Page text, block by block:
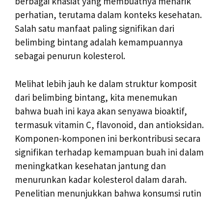
perhatian, terutama dalam konteks kesehatan.
Salah satu manfaat paling signifikan dari
belimbing bintang adalah kemampuannya
sebagai penurun kolesterol.
Melihat lebih jauh ke dalam struktur komposit
dari belimbing bintang, kita menemukan
bahwa buah ini kaya akan senyawa bioaktif,
termasuk vitamin C, flavonoid, dan antioksidan.
Komponen-komponen ini berkontribusi secara
signifikan terhadap kemampuan buah ini dalam
meningkatkan kesehatan jantung dan
menurunkan kadar kolesterol dalam darah.
Penelitian menunjukkan bahwa konsumsi rutin